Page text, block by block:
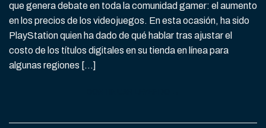
que genera debate en toda la comunidad gamer: el aumento
en los precios de los videojuegos. En esta ocasión, ha sido
PlayStation quien ha dado de qué hablar tras ajustar el
costo de los títulos digitales en su tienda en línea para
algunas regiones […]